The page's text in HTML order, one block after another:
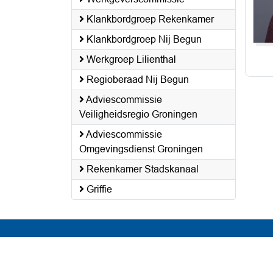
Klankbordgroep Rekenkamer
Klankbordgroep Nij Begun
Werkgroep Lilienthal
Regioberaad Nij Begun
Adviescommissie
Veiligheidsregio Groningen
Adviescommissie
Omgevingsdienst Groningen
Rekenkamer Stadskanaal
Griffie